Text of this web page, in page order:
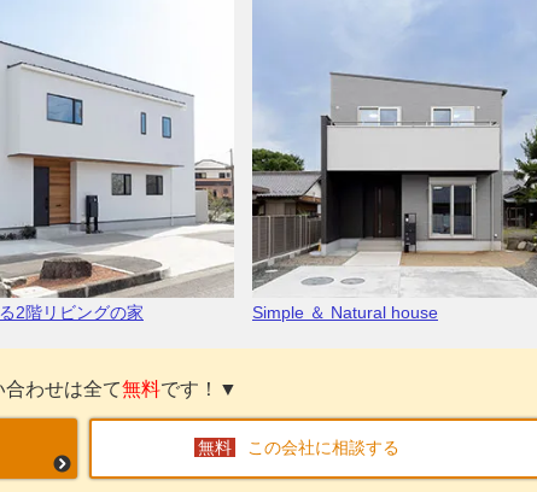
2階リビングの家 Simple ＆ Natural house
わせは全て無料です！▼
この会社に相談する